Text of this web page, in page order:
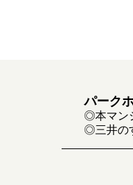
パーク
◎本マン
◎三井の